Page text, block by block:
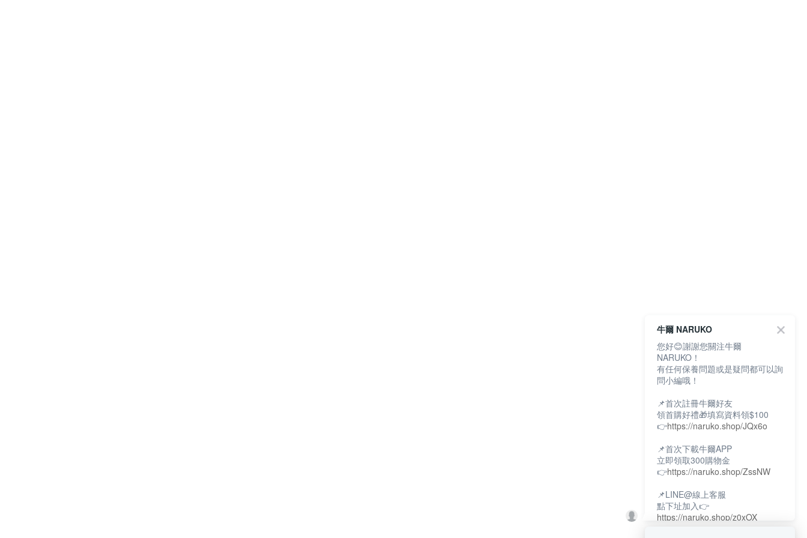
牛爾 NARUKO
您好😊謝謝您關注牛爾
NARUKO！
有任何保養問題或是疑問都可以詢
問小編哦！
📌首次註冊牛爾好友
領首購好禮🎁填寫資料領$100
👉https://naruko.shop/JQx6o
📌首次下載牛爾APP
立即領取300購物金
👉https://naruko.shop/ZssNW
📌LINE@線上客服
點下址加入👉
https://naruko.shop/z0xOX